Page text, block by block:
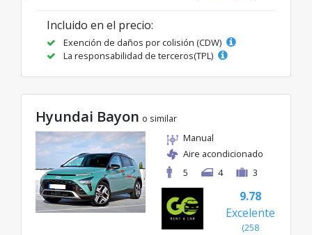
Incluido en el precio:
Exención de daños por colisión (CDW)
La responsabilidad de terceros(TPL)
Hyundai Bayon o similar
Manual
Aire acondicionado
5
4 3
9.78
Excelente
(258